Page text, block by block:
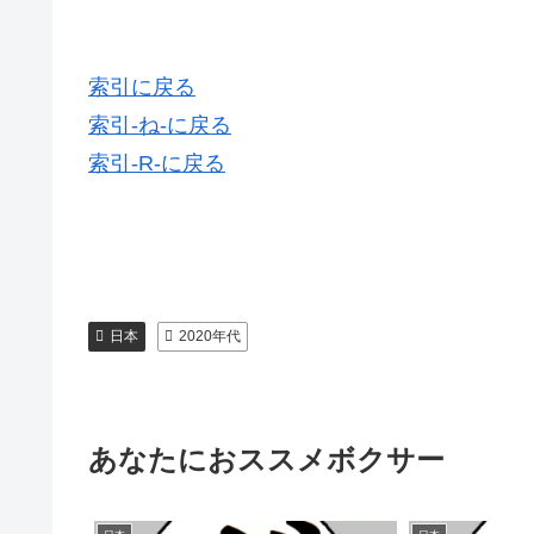
索引に戻る
索引-ね-に戻る
索引-R-に戻る
日本 2020年代
あなたにおススメボクサー